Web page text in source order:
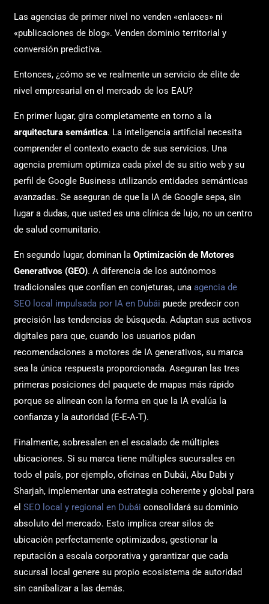
Las agencias de primer nivel no venden «enlaces» ni
«publicaciones de blog». Venden dominio territorial y
conversión predictiva.
Entonces, ¿cómo se ve realmente un servicio de élite de
nivel empresarial en el mercado de los EAU?
En primer lugar, gira completamente en torno a la
arquitectura semántica. La inteligencia artificial necesita
comprender el contexto exacto de sus servicios. Una
agencia premium optimiza cada píxel de su sitio web y su
perfil de Google Business utilizando entidades semánticas
avanzadas. Se aseguran de que la IA de Google sepa, sin
lugar a dudas, que usted es una clínica de lujo, no un centro
de salud comunitario.
En segundo lugar, dominan laOptimización de Motores
Generativos (GEO). A diferencia de los autónomos
tradicionales que confían en conjeturas, unaagencia de
SEO local impulsada por IA en Dubái puede predecir con
precisión las tendencias de búsqueda. Adaptan sus activos
digitales para que, cuando los usuarios pidan
recomendaciones a motores de IA generativos, su marca
sea la única respuesta proporcionada. Aseguran las tres
primeras posiciones del paquete de mapas más rápido
porque se alinean con la forma en que la IA evalúa la
confianza y la autoridad (E-E-A-T).
Finalmente, sobresalen en el escalado de múltiples
ubicaciones. Si su marca tiene múltiples sucursales en
todo el país, por ejemplo, oficinas en Dubái, Abu Dabi y
Sharjah, implementar una estrategia coherente y global para
elSEO local y regional en Dubái consolidará su dominio
absoluto del mercado. Esto implica crear silos de
ubicación perfectamente optimizados, gestionar la
reputación a escala corporativa y garantizar que cada
sucursal local genere su propio ecosistema de autoridad
sin canibalizar a las demás.